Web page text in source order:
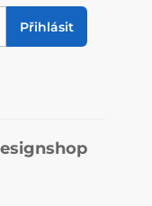
Přihlásit